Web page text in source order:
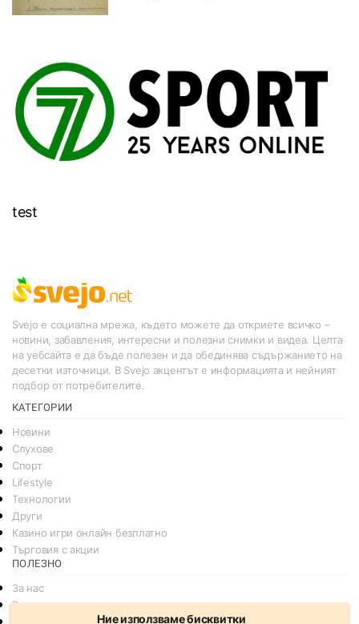
test
Svejo е социална мрежа, където можете да откриете всичко –
новини, забавления, интересни и полезни снимки и видеа. Целта
на уебсайта е да бъде полезен и да обединява съдържанието на
десетки източници. В Svejo акцентът е информацията и нейният
подбор от потребителите.
КАТЕГОРИИ
Новини
Слухове
Спорт
Lifestyle
Технологии
Други
Казино игри онлайн безплатно
Търговия с акции
ПОЛЕЗНО
За нас
Реклама
Ние използваме бисквитки